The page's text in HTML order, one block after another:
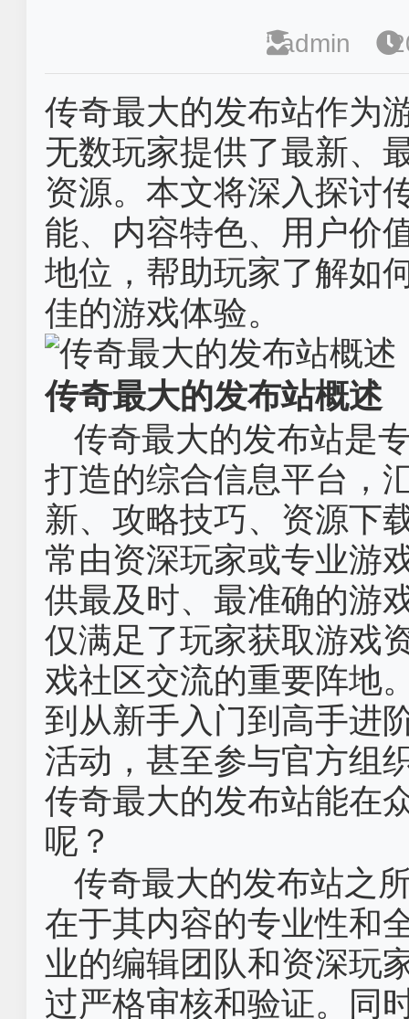
admin
传奇最大的发布站作为
无数玩家提供了最新、
资源。本文将深入探讨
能、内容特色、用户价
地位，帮助玩家了解如
佳的游戏体验。
传奇最大的发布站概述
传奇最大的发布站是
打造的综合信息平台，
新、攻略技巧、资源下
常由资深玩家或专业游
供最及时、最准确的游
仅满足了玩家获取游戏
戏社区交流的重要阵地
到从新手入门到高手进
活动，甚至参与官方组
传奇最大的发布站能在
呢？
传奇最大的发布站之
在于其内容的专业性和
业的编辑团队和资深玩
过严格审核和验证。同